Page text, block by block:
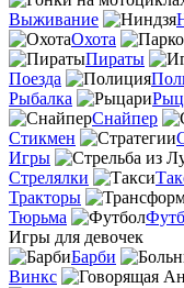
Выживание
Охота
Пираты
Поезда
Рыбалка
Снайпер
Стикмен
Игры
Стрелялки
Тракторы
Тюрьма
Игры для девочек
Барби
Винкс